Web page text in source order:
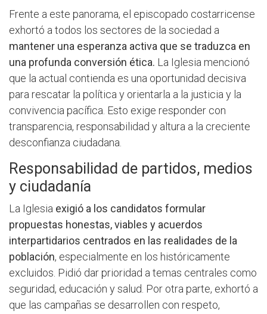
Frente a este panorama, el episcopado costarricense
exhortó a todos los sectores de la sociedad a
mantener una esperanza activa que se traduzca en
una profunda conversión ética. La Iglesia mencionó
que la actual contienda es una oportunidad decisiva
para rescatar la política y orientarla a la justicia y la
convivencia pacífica. Esto exige responder con
transparencia, responsabilidad y altura a la creciente
desconfianza ciudadana.
Responsabilidad de partidos, medios
y ciudadanía
La Iglesia exigió a los candidatos formular
propuestas honestas, viables y acuerdos
interpartidarios centrados en las realidades de la
población, especialmente en los históricamente
excluidos. Pidió dar prioridad a temas centrales como
seguridad, educación y salud. Por otra parte, exhortó a
que las campañas se desarrollen con respeto,